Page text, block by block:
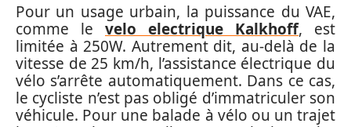
Pour un usage urbain, la puissance du VAE,
comme le velo electrique Kalkhoff, est
limitée à 250W. Autrement dit, au-delà de la
vitesse de 25 km/h, l’assistance électrique du
vélo s’arrête automatiquement. Dans ce cas,
le cycliste n’est pas obligé d’immatriculer son
véhicule. Pour une balade à vélo ou un trajet